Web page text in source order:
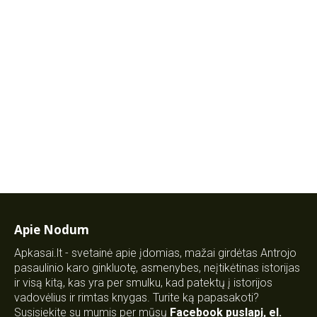
Apie Nodum
Apkasai.lt - svetainė apie įdomias, mažai girdėtas Antrojo
pasaulinio karo ginkluotę, asmenybes, neįtikėtinas istorijas
ir visą kitą, kas yra per smulku, kad patektų į istorijos
vadovėlius ir rimtas knygas. Turite ką papasakoti?
Susisiekite su mumis per mūsų Facebook puslapį, el.